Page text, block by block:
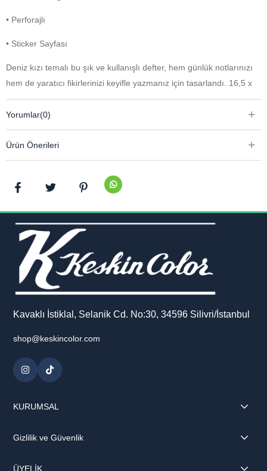
• Perforajlı
• Sticker Sayfası
Deniz kızı temalı bu şık ve kullanışlı defter, hem günlük notlarınızı
hem de yaratıcı fikirlerinizi keyifle yazmanız için tasarlandı. 16,5 x
22,5 cm boyutuyla çanta içinde kolayca taşınabilirken, çizgili
sayfaları düzenli bir yazım deneyimi sunar. Yuvarlak köşe tasarımı
sayesinde daha estetik ve dayanıklı bir kullanım sağlar.
sırasında mürekkep dağılmasını önlerken pürüzsüz bir yazı
kolayca koparabilirsiniz.
İçerisinde yer alan sticker sayfası ile defterinizi ve notlarınızı
eğlenceli bir şekilde kişiselleştirebilir, deniz kızı temasıyla
yaratıcılığınızı ortaya çıkarabilirsiniz. Hem okul hem ofis kullanımı
için ideal olan bu defter, fonksiyonelliği ve sevimli tasarımı bir
Yorumlar(0)
Ürün Önerileri
Kavaklı İstiklal, Selanik Cd. No:30, 34596 Silivri/İstanbul
shop@keskincolor.com
KURUMSAL
Gizlilik ve Güvenlik
ÜYELİK